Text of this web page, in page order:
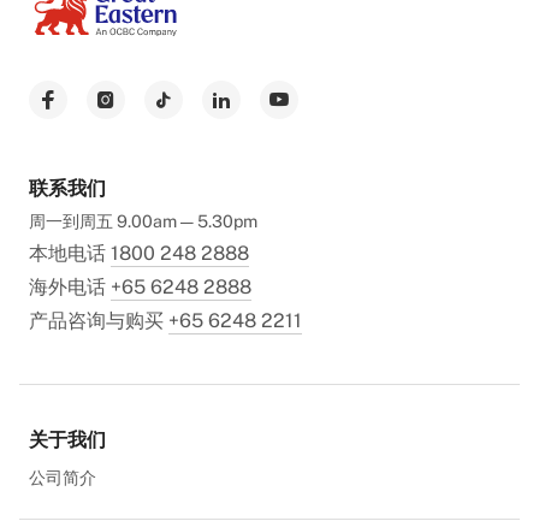
联系我们
周一到周五 9.00am — 5.30pm
本地电话 1800 248 2888
海外电话 +65 6248 2888
产品咨询与购买 +65 6248 2211
关于我们
公司简介